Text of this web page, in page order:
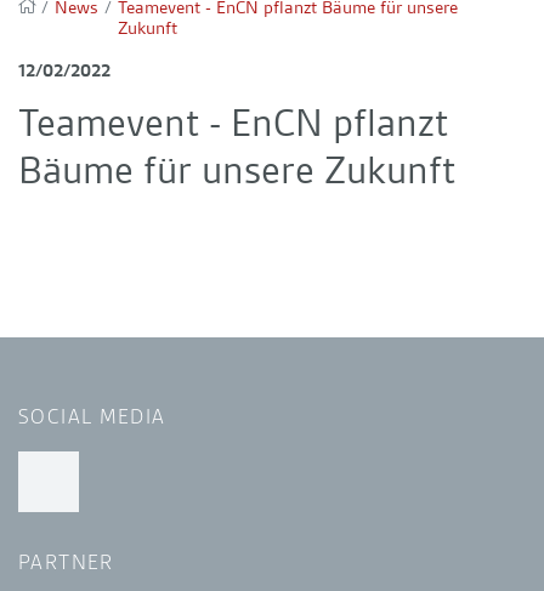
/ News / Teamevent - EnCN pflanzt Bäume für unsere
Zukunft
12/02/2022
Teamevent - EnCN pflanzt
Bäume für unsere Zukunft
SOCIAL MEDIA
PARTNER